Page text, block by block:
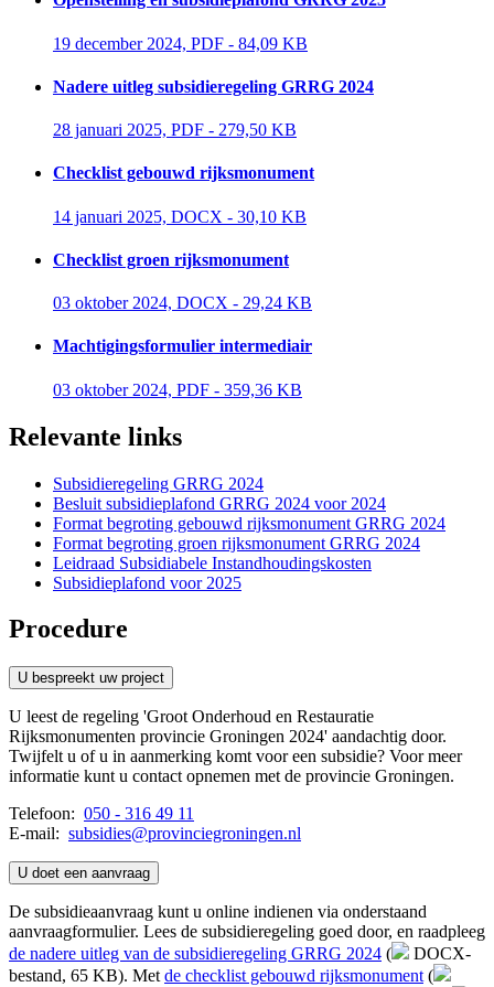
19 december 2024, PDF - 84,09 KB
Nadere uitleg subsidieregeling GRRG 2024
28 januari 2025, PDF - 279,50 KB
Checklist gebouwd rijksmonument
14 januari 2025, DOCX - 30,10 KB
Checklist groen rijksmonument
03 oktober 2024, DOCX - 29,24 KB
Machtigingsformulier intermediair
03 oktober 2024, PDF - 359,36 KB
Relevante links
Subsidieregeling GRRG 2024
Besluit subsidieplafond GRRG 2024 voor 2024
Format begroting gebouwd rijksmonument GRRG 2024
Format begroting groen rijksmonument GRRG 2024
Leidraad Subsidiabele Instandhoudingskosten
Subsidieplafond voor 2025
Procedure
U bespreekt uw project
U leest de regeling 'Groot Onderhoud en Restauratie
Rijksmonumenten provincie Groningen 2024' aandachtig door.
Twijfelt u of u in aanmerking komt voor een subsidie? Voor meer
informatie kunt u contact opnemen met de provincie Groningen.
Telefoon: 050 - 316 49 11
E-mail: subsidies@provinciegroningen.nl
U doet een aanvraag
De subsidieaanvraag kunt u online indienen via onderstaand
aanvraagformulier. Lees de subsidieregeling goed door, en raadpleeg
de nadere uitleg van de subsidieregeling GRRG 2024 (
DOCX-
bestand, 65 KB). Met de checklist gebouwd rijksmonument (